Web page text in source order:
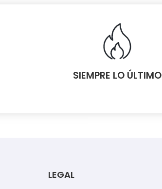
SIEMPRE LO ÚLTIMO
LEGAL